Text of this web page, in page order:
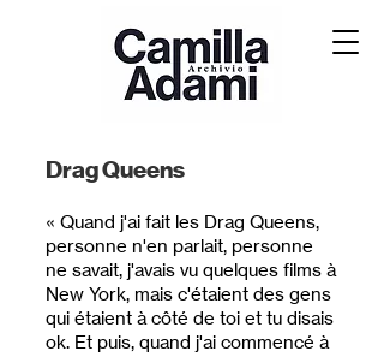
Drag Queens
« Quand j'ai fait les Drag Queens,
personne n'en parlait, personne
ne savait, j'avais vu quelques films à
New York, mais c'étaient des gens
qui étaient à côté de toi et tu disais
ok. Et puis, quand j'ai commencé à